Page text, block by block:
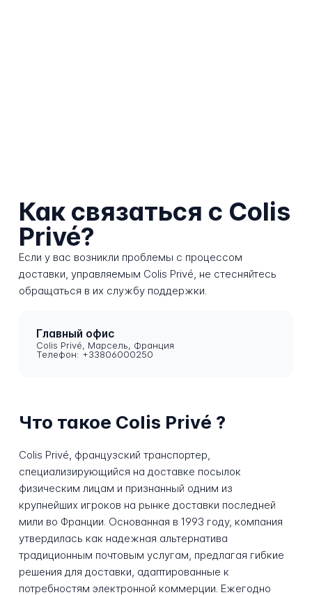
Как связаться с Colis
Privé?
Если у вас возникли проблемы с процессом
доставки, управляемым Colis Privé, не стесняйтесь
обращаться в их службу поддержки.
Главный офис
Colis Privé, Марсель, Франция
Телефон: +33806000250
Что такое Colis Privé ?
Colis Privé, французский транспортер,
специализирующийся на доставке посылок
физическим лицам и признанный одним из
крупнейших игроков на рынке доставки последней
мили во Франции. Основанная в 1993 году, компания
утвердилась как надежная альтернатива
традиционным почтовым услугам, предлагая гибкие
решения для доставки, адаптированные к
потребностям электронной коммерции. Ежегодно